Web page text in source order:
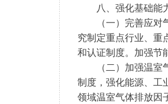
八、强化基础能
（一）完善应对气
究制定重点行业、重
和认证制度。加强节
（二）加强温室气
制度，强化能源、工
领域温室气体排放因